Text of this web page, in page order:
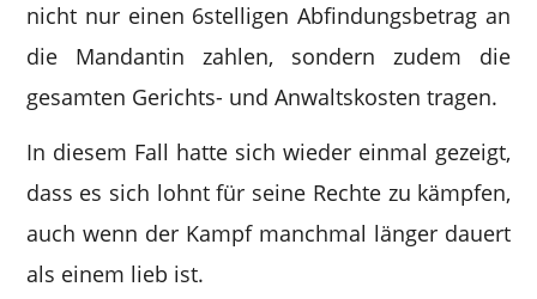
nicht nur einen 6stelligen Abfindungsbetrag an
die Mandantin zahlen, sondern zudem die
gesamten Gerichts- und Anwaltskosten tragen.
In diesem Fall hatte sich wieder einmal gezeigt,
dass es sich lohnt für seine Rechte zu kämpfen,
auch wenn der Kampf manchmal länger dauert
als einem lieb ist.